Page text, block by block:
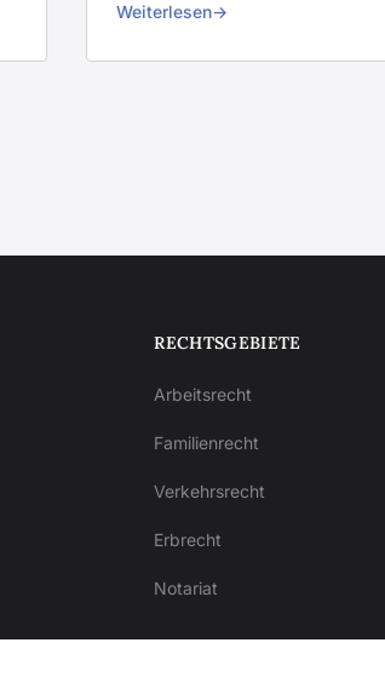
Weiterlesen
RECHTSGEBIETE
Arbeitsrecht
Familienrecht
Verkehrsrecht
Erbrecht
Notariat